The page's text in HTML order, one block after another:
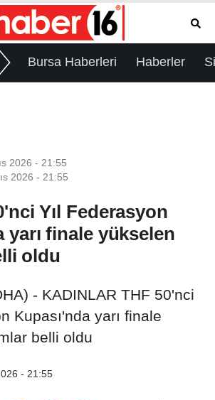
Bursa Haberleri Haberler
2026 - 21:55
2026 - 21:55
Yıl Federasyon
yarı finale yükselen
oldu
- KADINLAR THF 50'nci
Kupası'nda yarı finale
belli oldu
- 21:55